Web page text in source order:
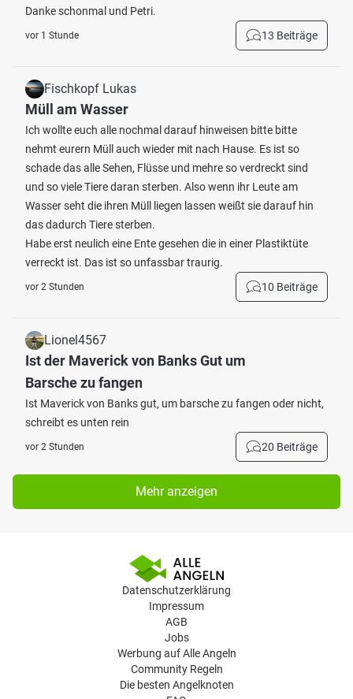
Danke schonmal und Petri.
vor 1 Stunde 13 Beiträge
Fischkopf Lukas
Müll am Wasser
Ich wollte euch alle nochmal darauf hinweisen bitte bitte
nehmt eurern Müll auch wieder mit nach Hause. Es ist so
schade das alle Sehen, Flüsse und mehre so verdreckt sind
und so viele Tiere daran sterben. Also wenn ihr Leute am
Wasser seht die ihren Müll liegen lassen weißt sie darauf hin
das dadurch Tiere sterben.
Habe erst neulich eine Ente gesehen die in einer Plastiktüte
verreckt ist. Das ist so unfassbar traurig.
vor 2 Stunden 10 Beiträge
Lionel4567
Ist der Maverick von Banks Gut um
Barsche zu fangen
Ist Maverick von Banks gut, um barsche zu fangen oder nicht,
schreibt es unten rein
vor 2 Stunden 20 Beiträge
Mehr anzeigen
Datenschutzerklärung
Impressum
AGB
Jobs
Werbung auf Alle Angeln
Community Regeln
Die besten Angelknoten